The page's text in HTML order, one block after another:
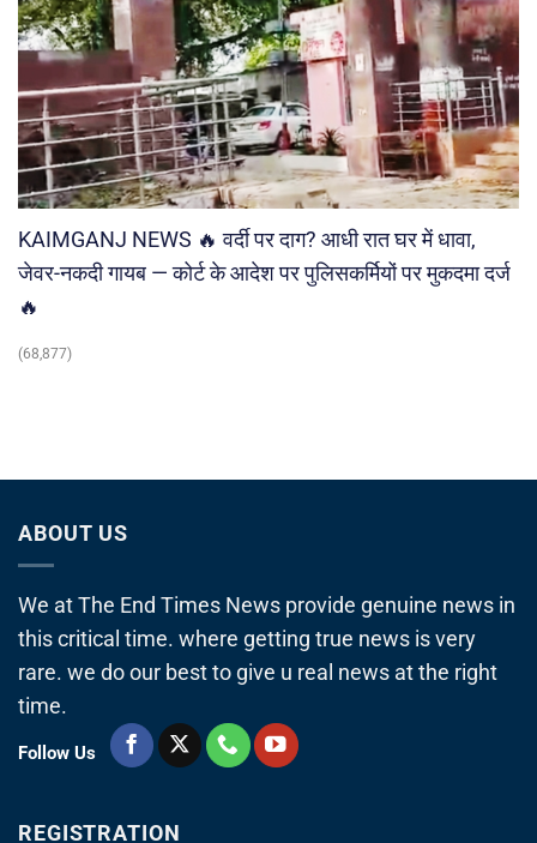
KAIMGANJ NEWS 🔥 वर्दी पर दाग? आधी रात घर में धावा,
जेवर-नकदी गायब — कोर्ट के आदेश पर पुलिसकर्मियों पर मुकदमा दर्ज
🔥
(68,877)
ABOUT US
We at The End Times News provide genuine news in
this critical time. where getting true news is very
rare. we do our best to give u real news at the right
time.
Follow Us
REGISTRATION